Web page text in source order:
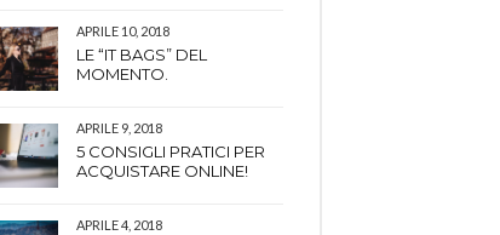
APRILE 10, 2018
LE “IT BAGS” DEL
MOMENTO.
APRILE 9, 2018
5 CONSIGLI PRATICI PER
ACQUISTARE ONLINE!
APRILE 4, 2018